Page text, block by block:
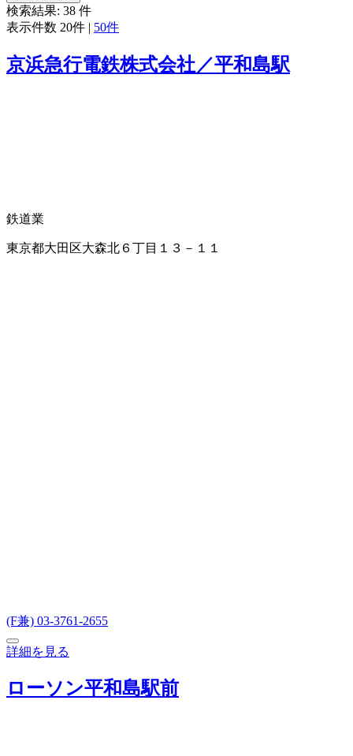
検索結果: 38 件
表示件数 20件 | 50件
京浜急行電鉄株式会社／平和島駅
鉄道業
東京都大田区大森北６丁目１３－１１
(F兼) 03-3761-2655
詳細を見る
ローソン平和島駅前